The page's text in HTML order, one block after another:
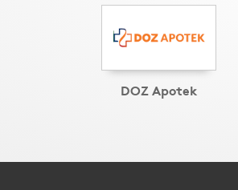
DOZ Apotek